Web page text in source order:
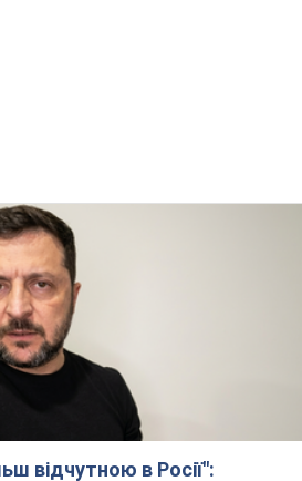
відчутною в Росії":
нових ударів по
й атаки по об'єктах
Одесі та області залишалися без
розкритикував ЮНІСЕФ
дітей в Україні
РФ